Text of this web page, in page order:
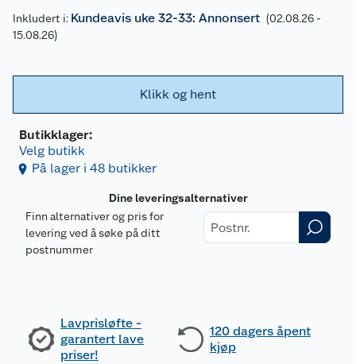
Inkludert i: Kundeavis uke 32-33: Annonsert (02.08.26 -
15.08.26)
Klikk og hent
Butikklager:
Velg butikk
På lager i 48 butikker
Dine leveringsalternativer
Finn alternativer og pris for
levering ved å søke på ditt
postnummer
Lavprisløfte -
garantert lave
priser!
120 dagers åpent
kjøp